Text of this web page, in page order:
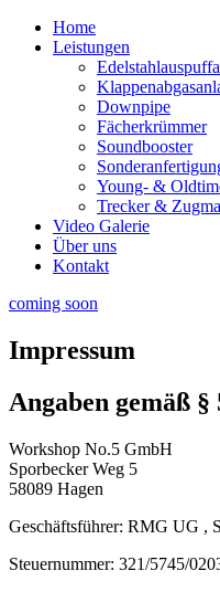
Home
Leistungen
Downpipe
Fächerkrümmer
Soundbooster
Young- &
Trecker &
Video Galerie
Über uns
Kontakt
coming soon
Impressum
Angaben gemäß
Workshop No.5 GmbH
Sporbecker Weg 5
58089 Hagen
Geschäftsführer: RMG UG ,
Steuernummer: 321/5745/